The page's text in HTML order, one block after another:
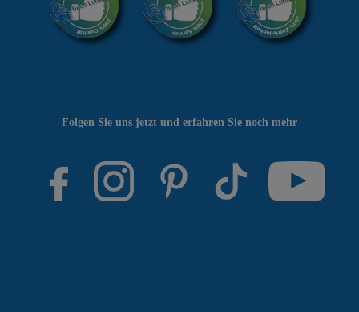
Folgen Sie uns jetzt und erfahren Sie noch mehr